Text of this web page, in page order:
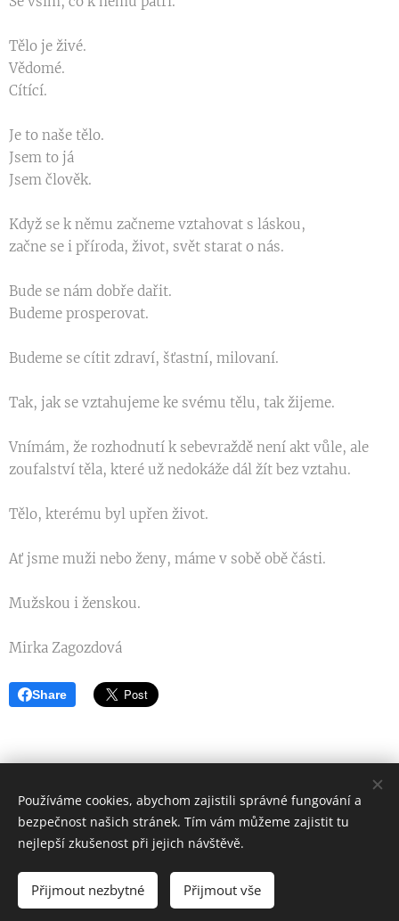
Tělo je živé.
Vědomé.
Cítící.
Je to naše tělo.
Jsem to já
Jsem člověk.
Když se k němu začneme vztahovat s láskou,
začne se i příroda, život, svět starat o nás.
Bude se nám dobře dařit.
Budeme prosperovat.
Budeme se cítit zdraví, šťastní, milovaní.
Tak, jak se vztahujeme ke svému tělu, tak žijeme.
Vnímám, že rozhodnutí k sebevraždě není akt vůle, ale
zoufalství těla, které už nedokáže dál žít bez vztahu.
Tělo, kterému byl upřen život.
Ať jsme muži nebo ženy, máme v sobě obě části.
Mužskou i ženskou.
Mirka Zagozdová
Share
Tělo je Bohem
Všechna práva vyhrazena 2016 - 2026
Vytvořeno službou Webnode
Používáme cookies, abychom zajistili správné fungování a
bezpečnost našich stránek. Tím vám můžeme zajistit tu
nejlepší zkušenost při jejich návštěvě.
Přijmout nezbytné Přijmout vše